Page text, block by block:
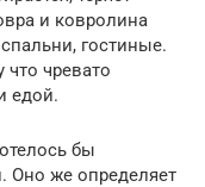
и ковролина
гостиные.
что чревато
едой.
бы
Оно же определяет